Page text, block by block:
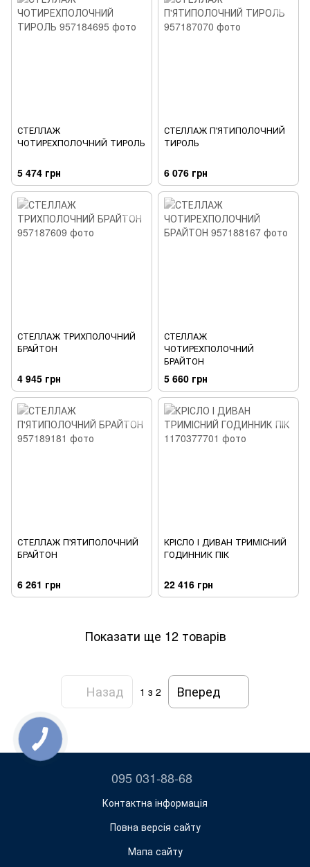
СТЕЛЛАЖ
ЧОТИРЕХПОЛОЧНИЙ ТИРОЛЬ
5 474 грн
СТЕЛЛАЖ П'ЯТИПОЛОЧНИЙ
ТИРОЛЬ
6 076 грн
СТЕЛЛАЖ ТРИХПОЛОЧНИЙ
БРАЙТОН
4 945 грн
СТЕЛЛАЖ
ЧОТИРЕХПОЛОЧНИЙ
БРАЙТОН
5 660 грн
СТЕЛЛАЖ П'ЯТИПОЛОЧНИЙ
БРАЙТОН
6 261 грн
КРІСЛО І ДИВАН ТРИМІСНИЙ
ГОДИННИК ПІК
22 416 грн
Показати ще 12 товарів
Назад 1 з 2 Вперед
095 031-88-68
Контактна інформація
Повна версія сайту
Мапа сайту